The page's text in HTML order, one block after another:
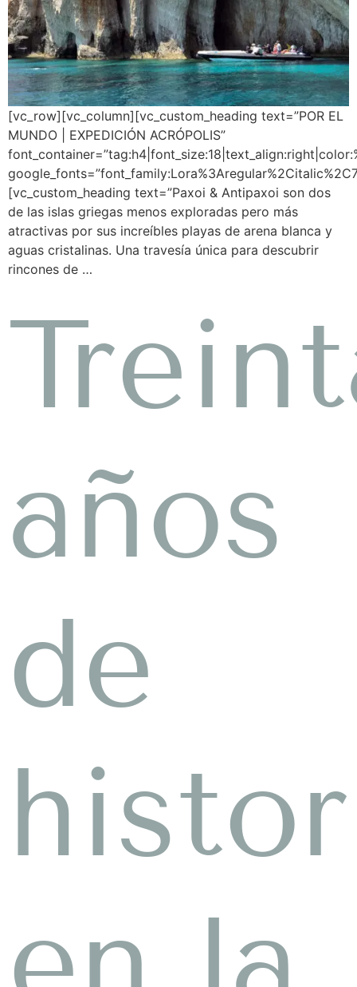
[vc_row][vc_column][vc_custom_heading text=”POR EL
MUNDO | EXPEDICIÓN ACRÓPOLIS”
[vc_custom_heading text=”Paxoi & Antipaxoi son dos
de las islas griegas menos exploradas pero más
atractivas por sus increíbles playas de arena blanca y
aguas cristalinas. Una travesía única para descubrir
rincones de …
años
de